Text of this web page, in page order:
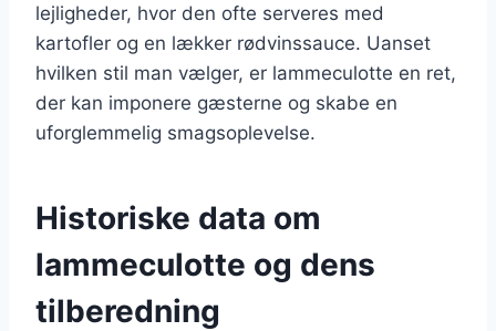
lejligheder, hvor den ofte serveres med
kartofler og en lækker rødvinssauce. Uanset
hvilken stil man vælger, er lammeculotte en ret,
der kan imponere gæsterne og skabe en
uforglemmelig smagsoplevelse.
Historiske data om
lammeculotte og dens
tilberedning